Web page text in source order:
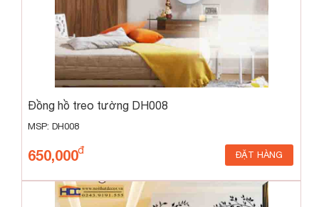
Đồng hồ treo tường DH008
MSP: DH008
650,000 ĐẶT HÀNG